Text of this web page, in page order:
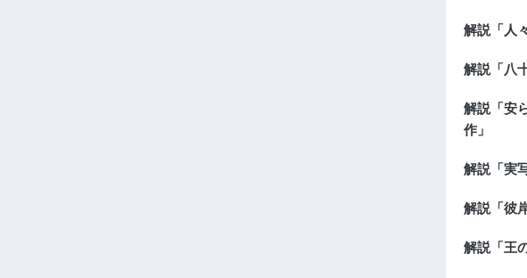
解説「人
解説「八
解説「安
作」
解説「実
解説「彼
解説「王